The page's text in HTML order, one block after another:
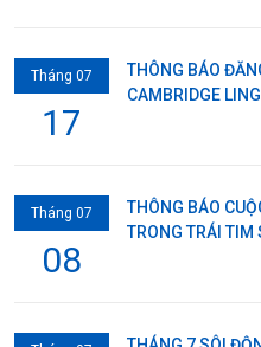
Tháng 07
17
THÔNG BÁO
CAMBRIDGE
Tháng 07
08
THÔNG BÁO
TRONG TRÁI